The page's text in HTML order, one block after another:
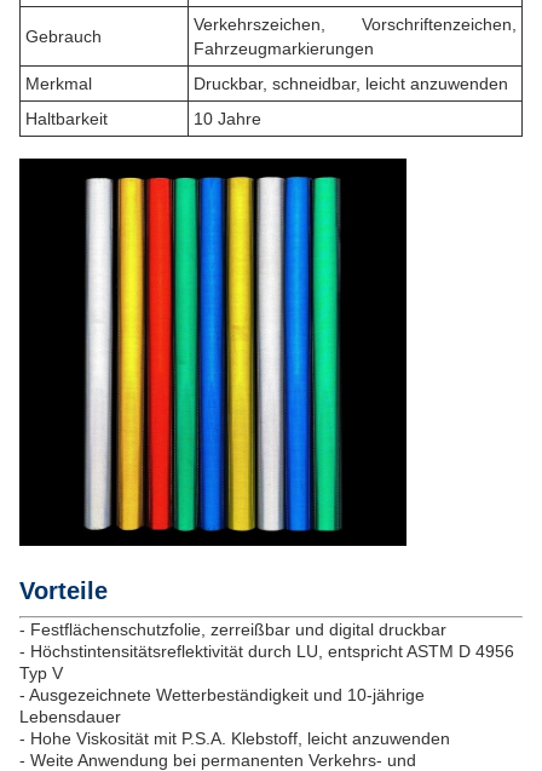
Gebrauch
Verkehrszeichen, Vorschriftenzeichen,
Fahrzeugmarkierungen
Merkmal
Druckbar, schneidbar, leicht anzuwenden
Haltbarkeit
10 Jahre
Vorteile
- Festflächenschutzfolie, zerreißbar und digital druckbar
- Höchstintensitätsreflektivität durch LU, entspricht ASTM D 4956
Typ V
- Ausgezeichnete Wetterbeständigkeit und 10-jährige
Lebensdauer
- Hohe Viskosität mit P.S.A. Klebstoff, leicht anzuwenden
- Weite Anwendung bei permanenten Verkehrs- und